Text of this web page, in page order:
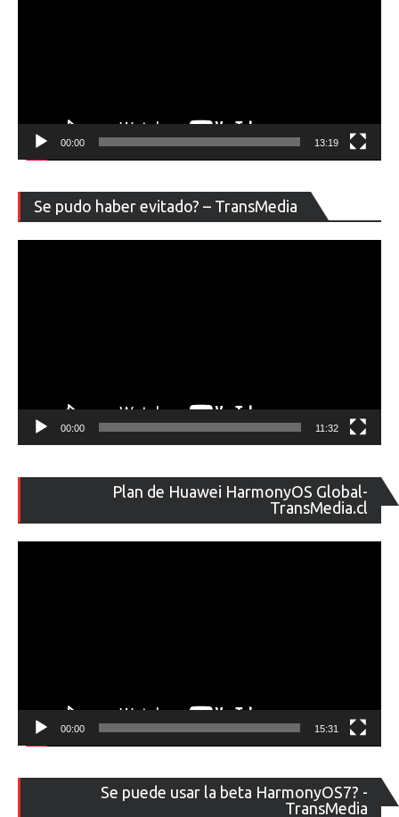
00:00 13:19
Se pudo haber evitado? – TransMedia
de
00:00 11:32
Plan de Huawei HarmonyOS Global-
TransMedia.cl
de
00:00 15:31
Se puede usar la beta HarmonyOS7? -
TransMedia
de